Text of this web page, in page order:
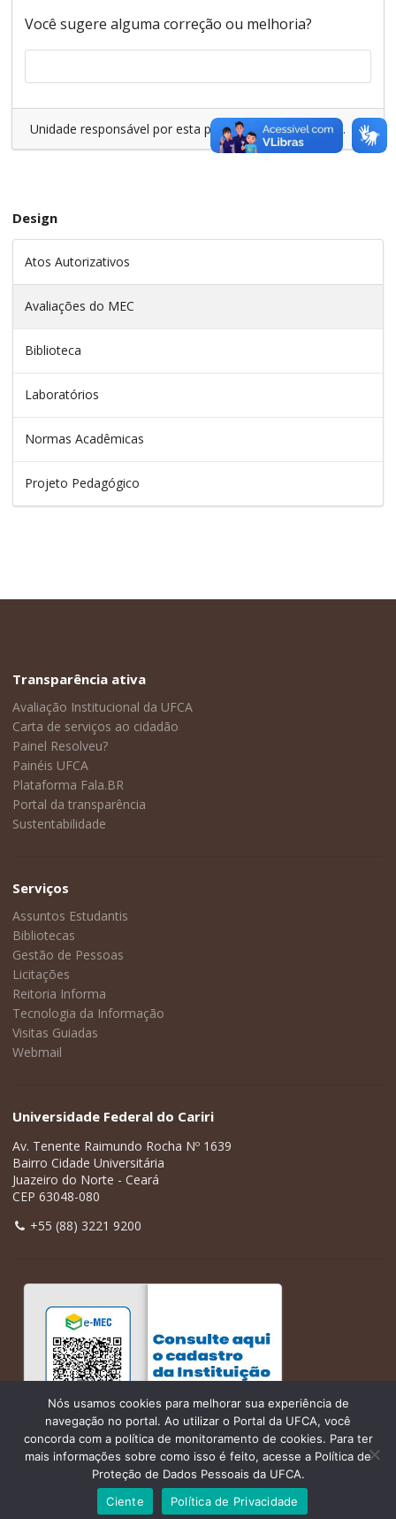
Você sugere alguma correção ou melhoria?
Unidade responsável por esta página:Curso de Design.
Design
Atos Autorizativos
Avaliações do MEC
Biblioteca
Laboratórios
Normas Acadêmicas
Projeto Pedagógico
Transparência ativa
Avaliação Institucional da UFCA
Carta de serviços ao cidadão
Painel Resolveu?
Painéis UFCA
Plataforma Fala.BR
Portal da transparência
Sustentabilidade
Serviços
Assuntos Estudantis
Bibliotecas
Gestão de Pessoas
Licitações
Reitoria Informa
Tecnologia da Informação
Visitas Guiadas
Webmail
Universidade Federal do Cariri
Av. Tenente Raimundo Rocha Nº 1639
Bairro Cidade Universitária
Juazeiro do Norte - Ceará
CEP 63048-080
+55 (88) 3221 9200
Nós usamos cookies para melhorar sua experiência de
navegação no portal. Ao utilizar o Portal da UFCA, você
concorda com a política de monitoramento de cookies. Para ter
mais informações sobre como isso é feito, acesse a Política de
Proteção de Dados Pessoais da UFCA.
Ciente
Política de Privacidade